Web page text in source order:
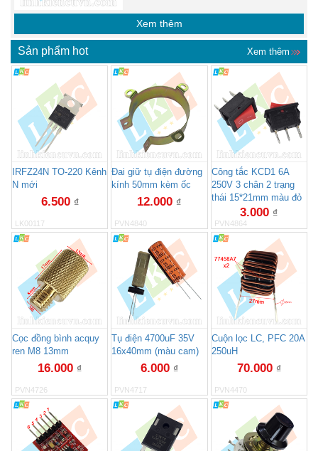
Xem thêm
Sản phẩm hot Xem thêm
IRFZ24N TO-220 Kênh
N mới
6.500 ₫
LK00117
Đai giữ tụ điện đường
kính 50mm kèm ốc
12.000 ₫
PVN4840
Công tắc KCD1 6A
250V 3 chân 2 trạng
thái 15*21mm màu đỏ
3.000 ₫
PVN4864
Cọc đồng bình acquy
ren M8 13mm
16.000 ₫
PVN4726
Tụ điện 4700uF 35V
16x40mm (màu cam)
6.000 ₫
PVN4717
Cuộn lọc LC, PFC 20A
250uH
70.000 ₫
PVN4470